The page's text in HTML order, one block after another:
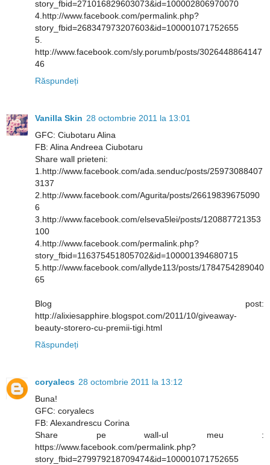
story_fbid=271016829603073&id=100002806970070
4.http://www.facebook.com/permalink.php?
story_fbid=268347973207603&id=100001071752655
5.
http://www.facebook.com/sly.porumb/posts/3026448864147
46
Răspundeți
Vanilla Skin 28 octombrie 2011 la 13:01
GFC: Ciubotaru Alina
FB: Alina Andreea Ciubotaru
Share wall prieteni:
1.http://www.facebook.com/ada.senduc/posts/25973088407
3137
2.http://www.facebook.com/Agurita/posts/26619839675090
6
3.http://www.facebook.com/elseva5lei/posts/120887721353
100
4.http://www.facebook.com/permalink.php?
story_fbid=116375451805702&id=100001394680715
5.http://www.facebook.com/allyde113/posts/1784754289040
65
Blog post:
http://alixiesapphire.blogspot.com/2011/10/giveaway-
beauty-storero-cu-premii-tigi.html
Răspundeți
coryalecs 28 octombrie 2011 la 13:12
Buna!
GFC: coryalecs
FB: Alexandrescu Corina
Share pe wall-ul meu :
https://www.facebook.com/permalink.php?
story_fbid=279979218709474&id=100001071752655